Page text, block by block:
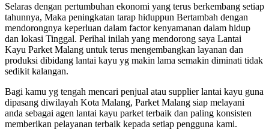
Selaras dengan pertumbuhan ekonomi yang terus berkembang setiap
tahunnya, Maka peningkatan tarap hiduppun Bertambah dengan
mendorongnya keperluan dalam factor kenyamanan dalam hidup
dan lokasi Tinggal. Perihal inilah yang mendorong saya Lantai
Kayu Parket Malang untuk terus mengembangkan layanan dan
produksi dibidang lantai kayu yg makin lama semakin diminati tidak
sedikit kalangan.
Bagi kamu yg tengah mencari penjual atau supplier lantai kayu guna
dipasang diwilayah Kota Malang, Parket Malang siap melayani
anda sebagai agen lantai kayu parket terbaik dan paling konsisten
memberikan pelayanan terbaik kepada setiap pengguna kami.